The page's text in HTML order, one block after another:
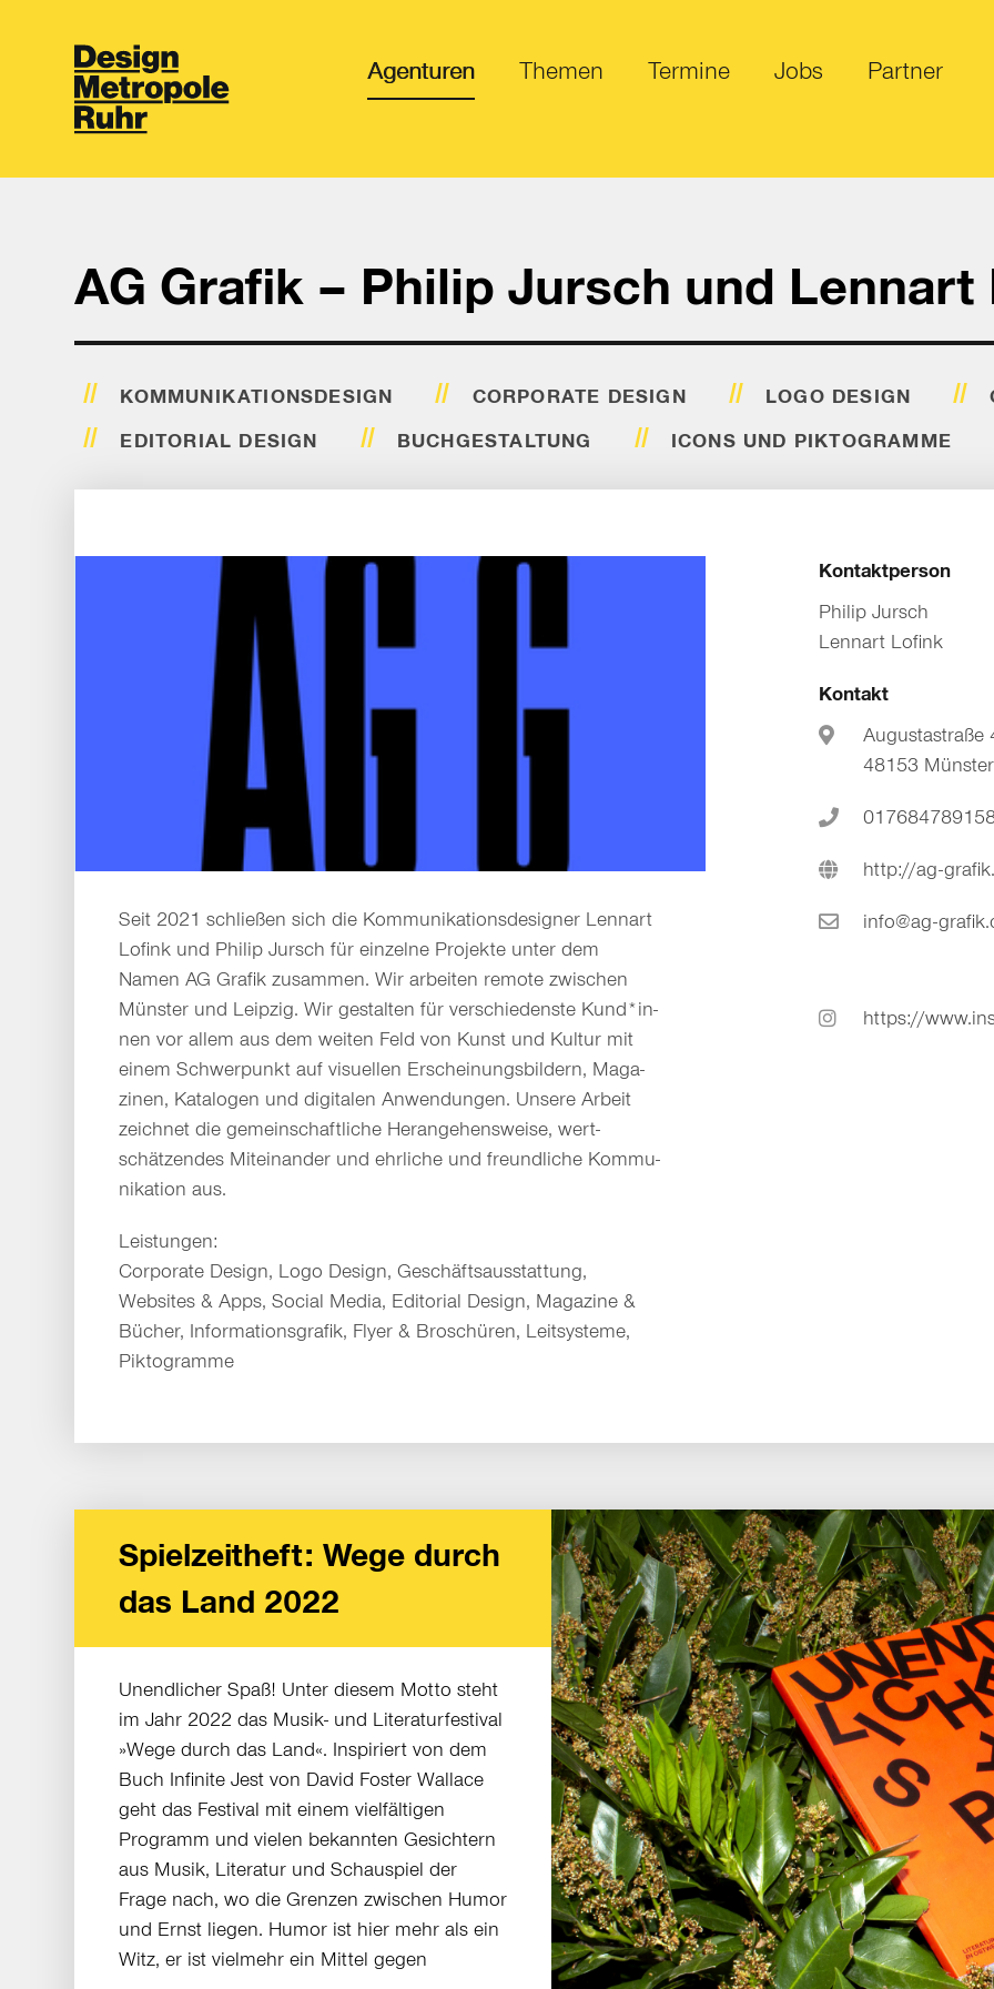
Agenturen Themen Termine Jobs Partner
AG Grafik – Philip Jursch und Lennart
KOMMUNIKATIONSDESIGN CORPORATE DESIGN LOGO DESIGN
EDITORIAL DESIGN BUCHGESTALTUNG ICONS UND PIKTOGRAMME
Seit 2021 schließen sich die Kommu­ni­kations­designer Lennart
Lofink und Philip Jursch für einzelne Projekte unter dem
Namen AG Grafik zusammen. Wir arbeiten remote zwischen
Münster und Leipzig. Wir gestal­ten für verschie­­denste Kund*in­
nen vor allem aus dem weiten Feld von Kunst und Kultur mit
einem Schwer­punkt auf visu­ellen Erschei­nungs­­bildern, Maga­
zinen, Kata­logen und digi­talen Anwen­dungen. Unsere Arbeit
zeichnet die gemein­schaftliche Heran­gehens­weise, wert­
schätzen­des Miteinander und ehrliche und freundliche Kommu­
nikation aus.
Leistungen:
Corporate Design, Logo Design, Geschäftsausstattung,
Websites & Apps, Social Media, Editorial Design, Magazine &
Bücher, Informationsgrafik, Flyer & Broschüren, Leitsysteme,
Piktogramme
Kontaktperson
Philip Jursch
Lennart Lofink
Kontakt
Augustastraße
48153 Münster
http://ag-
info@ag-
https://
Spielzeitheft: Wege durch
das Land 2022
Unendlicher Spaß! Unter diesem Motto steht
im Jahr 2022 das Musik- und Literaturfestival
»Wege durch das Land«. Inspiriert von dem
Buch Infinite Jest von David Foster Wallace
geht das Festival mit einem vielfältigen
Programm und vielen bekannten Gesichtern
aus Musik, Literatur und Schauspiel der
Frage nach, wo die Grenzen zwischen Humor
und Ernst liegen. Humor ist hier mehr als ein
Witz, er ist vielmehr ein Mittel gegen